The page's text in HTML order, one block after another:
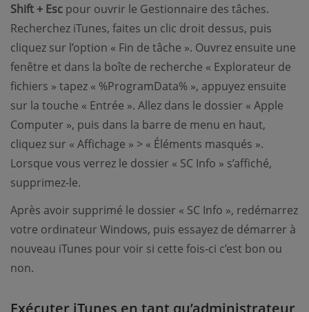
Shift + Esc pour ouvrir le Gestionnaire des tâches.
Recherchez iTunes, faites un clic droit dessus, puis
cliquez sur l’option « Fin de tâche ». Ouvrez ensuite une
fenêtre et dans la boîte de recherche « Explorateur de
fichiers » tapez « %ProgramData% », appuyez ensuite
sur la touche « Entrée ». Allez dans le dossier « Apple
Computer », puis dans la barre de menu en haut,
cliquez sur « Affichage » > « Éléments masqués ».
Lorsque vous verrez le dossier « SC Info » s’affiché,
supprimez-le.
Après avoir supprimé le dossier « SC Info », redémarrez
votre ordinateur Windows, puis essayez de démarrer à
nouveau iTunes pour voir si cette fois-ci c’est bon ou
non.
Exécuter iTunes en tant qu’administrateur